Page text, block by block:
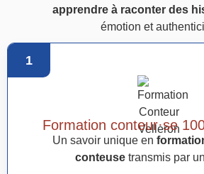
apprendre à raconter des
émotion et
1
Formation conteur·se
Un savoir unique en
conteuse transmis par